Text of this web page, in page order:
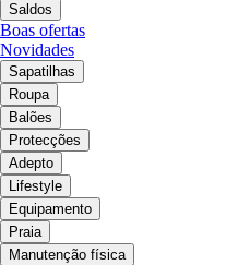
Saldos
Boas ofertas
Novidades
Sapatilhas
Roupa
Balões
Protecções
Adepto
Lifestyle
Equipamento
Praia
Manutenção física